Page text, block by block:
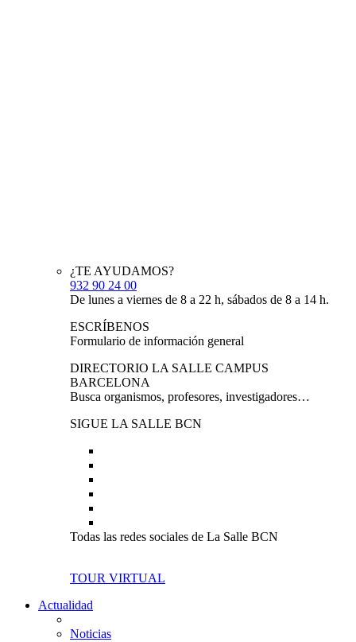
¿TE AYUDAMOS?
932 90 24 00
De lunes a viernes de 8 a 22 h, sábados de 8 a 14 h.
ESCRÍBENOS
Formulario de información general
DIRECTORIO LA SALLE CAMPUS
BARCELONA
Busca organismos, profesores, investigadores…
SIGUE LA SALLE BCN
Todas las redes sociales de La Salle BCN
TOUR VIRTUAL
Actualidad
Noticias